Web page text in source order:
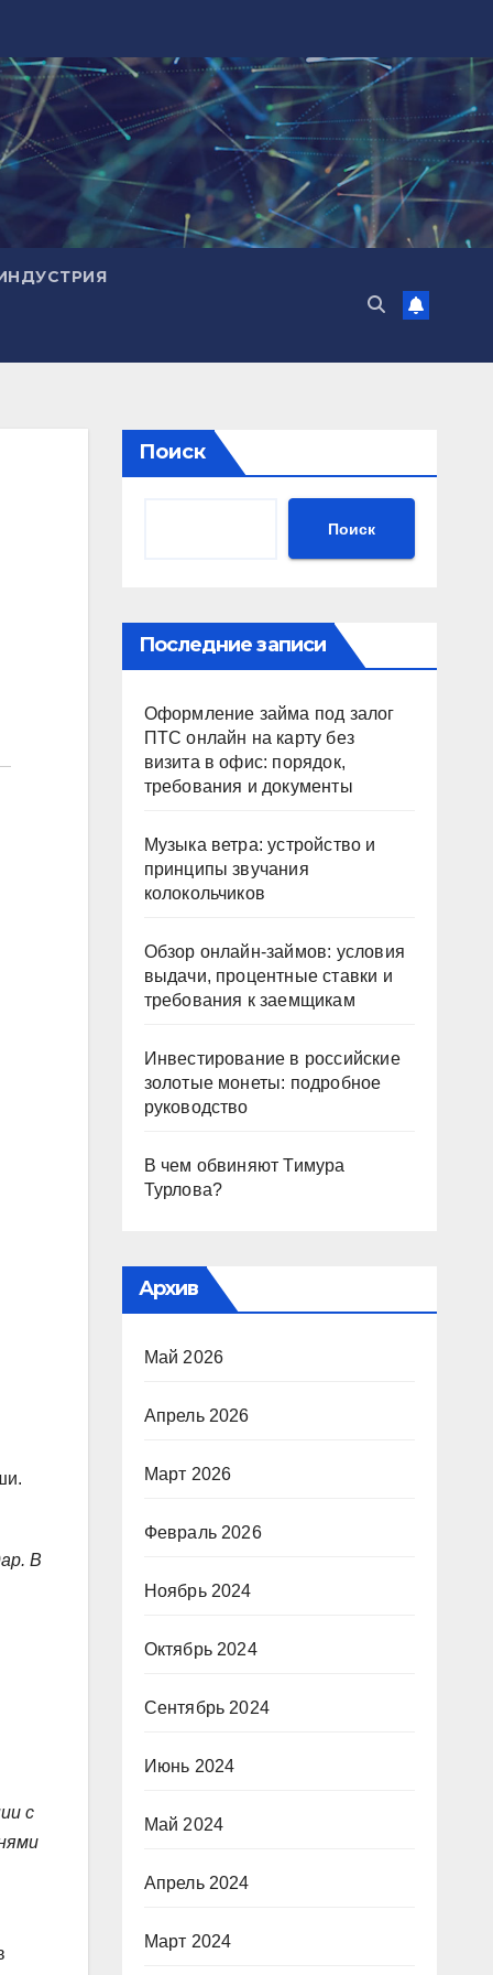
В
с
Поиск
Поиск
Последние записи
Оформление займа под залог
ПТС онлайн на карту без
визита в офис: порядок,
требования и документы
Музыка ветра: устройство и
принципы звучания
колокольчиков
Обзор онлайн-займов: условия
выдачи, процентные ставки и
требования к заемщикам
Инвестирование в российские
золотые монеты: подробное
руководство
В чем обвиняют Тимура
Турлова?
Архив
Май 2026
Апрель 2026
Март 2026
Февраль 2026
Ноябрь 2024
Октябрь 2024
Сентябрь 2024
Июнь 2024
Май 2024
Апрель 2024
Март 2024